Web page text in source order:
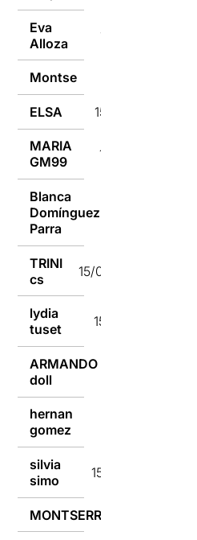
Eva
Alloza
15/01/2017
Montse
ELSA 15/01/2017
MARIA
GM99
15/01/2017
Blanca
Domínguez
Parra
TRINI
cs
15/01/2017
lydia
tuset
15/01/2017
ARMANDO
doll
hernan
gomez
silvia
simo
15/01/2017
MONTSERRAT